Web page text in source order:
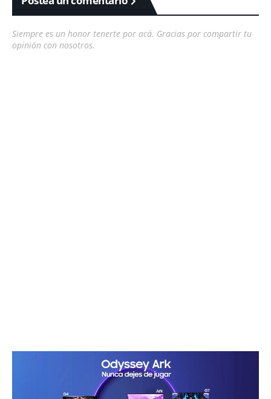
Siempre es un honor tenerte por acá. Gracias por compartir tu
opinión con nosotros.